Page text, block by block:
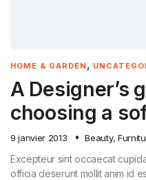
HOME & GARDEN ,
A Designer’s
choosing a
9 janvier 2013 Beauty,
Excepteur sint occaecat
officia deserunt mollit anim id